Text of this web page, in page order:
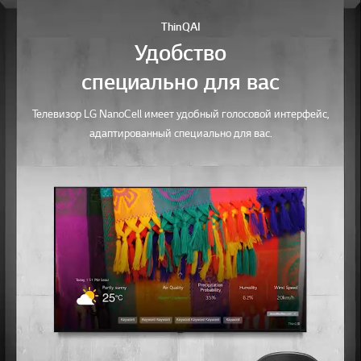
ThinQ AI
Удобство
специально для вас
Телевизор LG NanoCell имеет удобный голосовой интерфейс,
адаптированный специально для вас.